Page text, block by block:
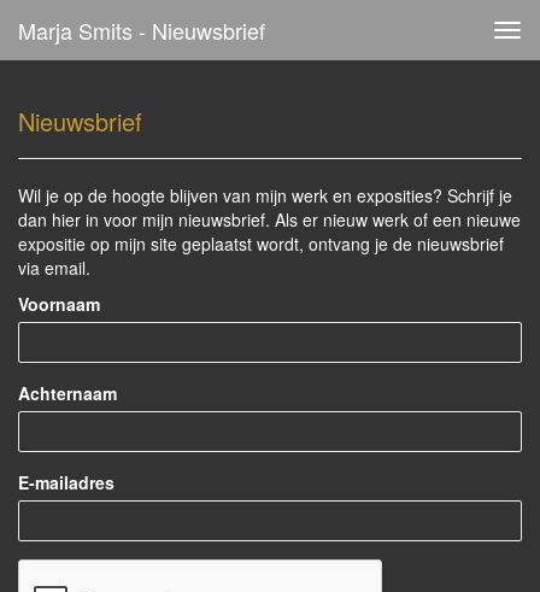
Marja Smits - Nieuwsbrief
Nieuwsbrief
Wil je op de hoogte blijven van mijn werk en exposities? Schrijf je
dan hier in voor mijn nieuwsbrief. Als er nieuw werk of een nieuwe
expositie op mijn site geplaatst wordt, ontvang je de nieuwsbrief
via email.
Voornaam
Achternaam
E-mailadres